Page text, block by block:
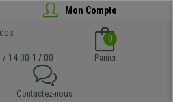
Mon Compte
/ 14:00-17:00
0
Panier
Contactez-nous